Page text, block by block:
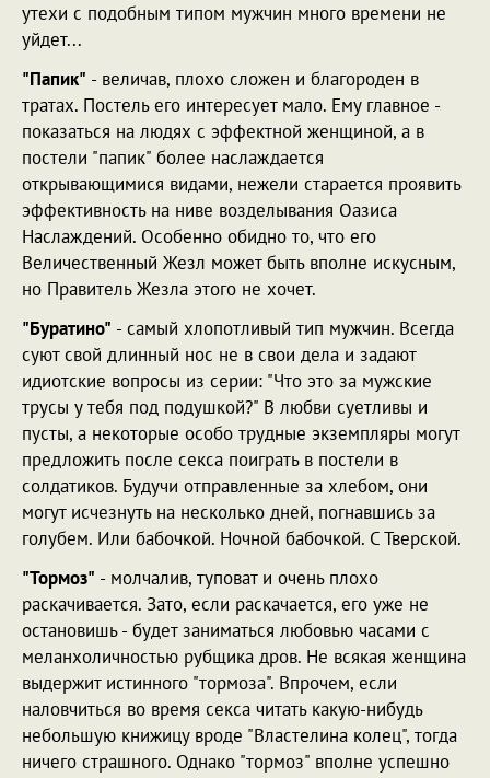
утехи с подобным типом мужчин много времени не
уйдет...
"Папик" - величав, плохо сложен и благороден в
тратах. Постель его интересует мало. Ему главное -
показаться на людях с эффектной женщиной, а в
постели "папик" более наслаждается
открывающимися видами, нежели старается проявить
эффективность на ниве возделывания Оазиса
Наслаждений. Особенно обидно то, что его
Величественный Жезл может быть вполне искусным,
но Правитель Жезла этого не хочет.
"Буратино" - самый хлопотливый тип мужчин. Всегда
суют свой длинный нос не в свои дела и задают
идиотские вопросы из серии: "Что это за мужские
трусы у тебя под подушкой?" В любви суетливы и
пусты, а некоторые особо трудные экземпляры могут
предложить после секса поиграть в постели в
солдатиков. Будучи отправленные за хлебом, они
могут исчезнуть на несколько дней, погнавшись за
голубем. Или бабочкой. Ночной бабочкой. С Тверской.
"Тормоз" - молчалив, туповат и очень плохо
раскачивается. Зато, если раскачается, его уже не
остановишь - будет заниматься любовью часами с
меланхоличностью рубщика дров. Не всякая женщина
выдержит истинного "тормоза". Впрочем, если
наловчиться во время секса читать какую-нибудь
небольшую книжицу вроде "Властелина колец", тогда
ничего страшного. Однако "тормоз" вполне успешно